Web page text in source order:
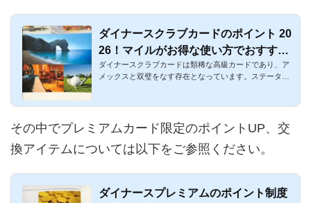
ダイナースクラブカードのポイント 20
26！マイルがお得な使い方でおすすめ
交換先
ダイナースクラブカードは類稀な高級カードであり、ア
メックスと双璧をなす存在となっています。ステータス
その中でプレミアムカード限定のポイントUP、交
換アイテムについては以下をご参照ください。
ダイナースプレミアムのポイント制度